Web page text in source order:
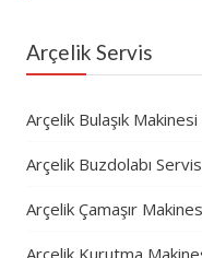
Arçelik Servis
Arçelik Bulaşık
Arçelik Buzdolabı
Arçelik Çamaşır
Arçelik Kurutma